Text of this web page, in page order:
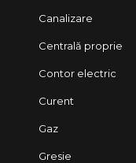
Canalizare
Centrală proprie
Contor electric
Curent
Gaz
Gresie